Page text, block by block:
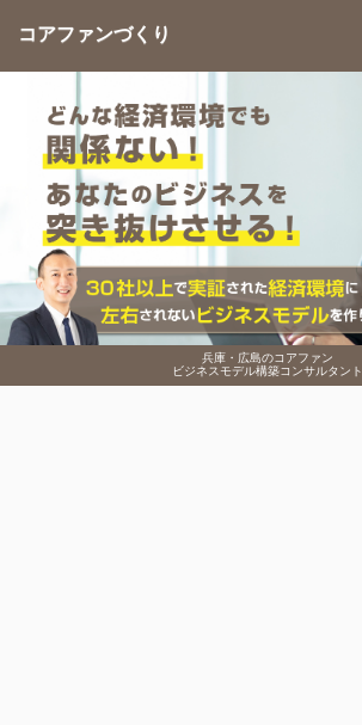
兵庫・広島のコアファン
ビジネスモデル構築コンサルタント
コアファンづくり